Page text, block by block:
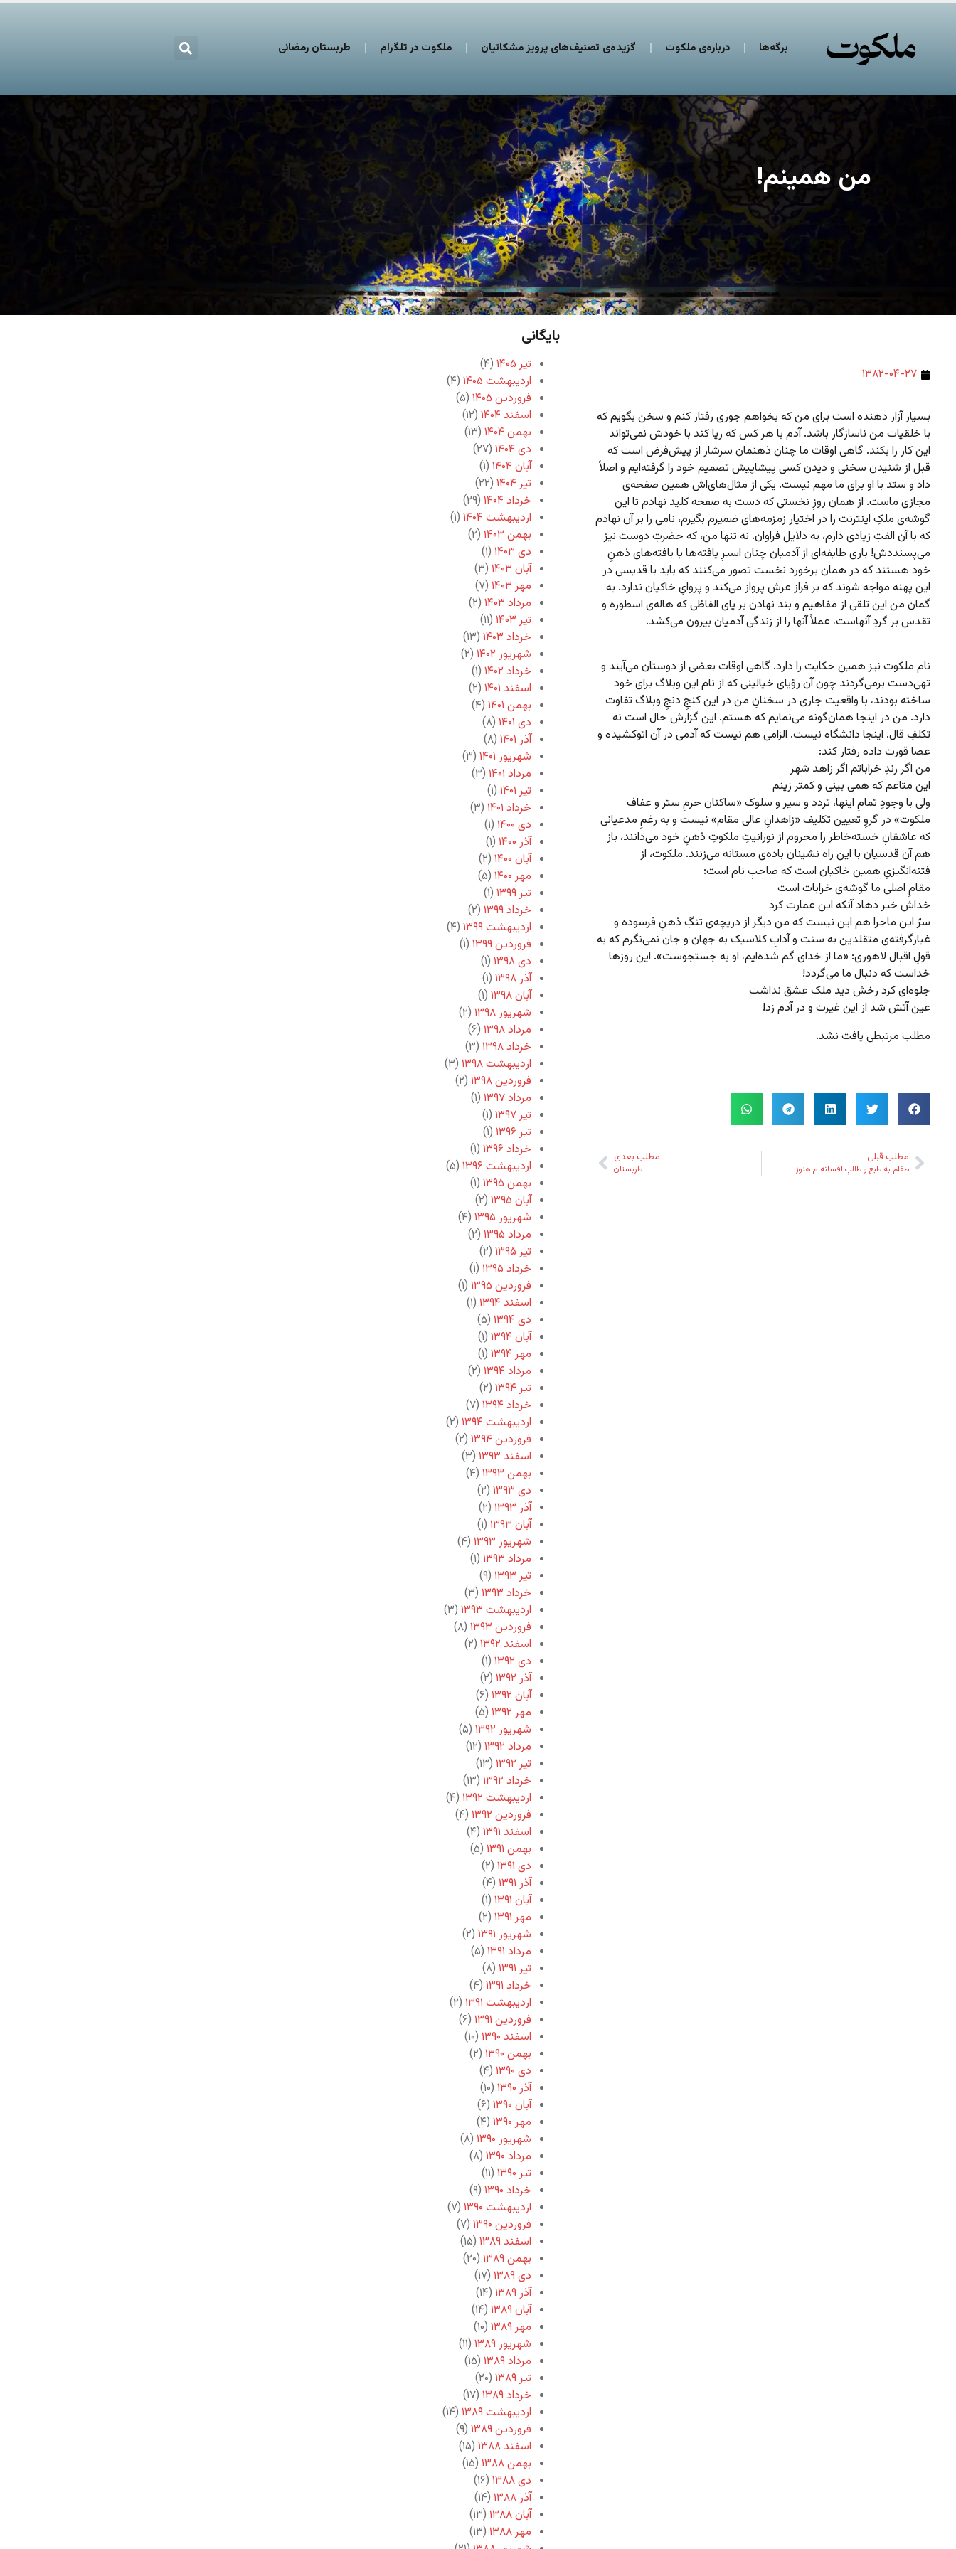
برگه‌ها درباره‌ی ملکوت گزیده‌ی تصنیف‌های پرویز مشکاتیان ملکوت در تلگرام طربستان رمضانی
من همینم!
۱۳۸۲-۰۴-۲۷
بسیار آزار دهنده است برای من که بخواهم جوری رفتار کنم و سخن بگویم که
با خلقیات من ناسازگار باشد. آدم با هر کس که ریا کند با خودش نمی‌تواند
این کار را بکند. گاهی اوقات ما چنان ذهنمان سرشار از پیش‌فرض است که
قبل از شنیدن سخنی و دیدن کسی پیشاپیش تصمیم خود را گرفته‌ایم و اصلاً
داد و ستد با او برای ما مهم نیست. یکی از مثال‌های‌اش همین صفحه‌ی
مجازی ماست. از همان روزِ نخستی که دست به صفحه کلید نهادم تا این
گوشه‌ی ملکِ اینترنت را در اختیار زمزمه‌های ضمیرم بگیرم، نامی را بر آن نهادم
که با آن الفتِ زیادی دارم، به دلایل فراوان. نه تنها من، که حضرتِ دوست نیز
می‌پسنددش! باری طایفه‌ای از آدمیان چنان اسیرِ یافته‌ها یا بافته‌های ذهنِ
خود هستند که در همان برخورد نخست تصور می‌کنند که باید با قدیسی در
این پهنه مواجه شوند که بر فراز عرش پرواز می‌کند و پروایِ خاکیان ندارد. به
گمان من این تلقی از مفاهیم و بند نهادن بر پای الفاظی که هاله‌ی اسطوره و
تقدس بر گردِ آنهاست، عملاً آنها را از زندگی آدمیان بیرون می‌کشد.
نام ملکوت نیز همین حکایت را دارد. گاهی اوقات بعضی از دوستان می‌آیند و
تهی‌دست برمی‌گردند چون آن رؤیای خیالینی که از نام این وبلاگ برای خود
ساخته بودند، با واقعیت جاری در سخنانِ من در این کنجِ دنجِ وبلاگ تفاوت
دارد. من در اینجا همان‌گونه می‌نمایم که هستم. این گزارش حال است نه
تکلفِ قال. اینجا دانشگاه نیست. الزامی هم نیست که آدمی در آن اتوکشیده و
عصا قورت داده رفتار کند:
من اگر رندِ خراباتم اگر زاهد شهر
این متاعم که همی بینی و کمتر زینم
ولی با وجودِ تمامِ اینها، تردد و سیر و سلوک «ساکنان حرمِ ستر و عفاف
ملکوت» در گروِ تعیین تکلیف «زاهدانِ عالی مقام» نیست و به رغمِ مدعیانی
که عاشقانِ خسته‌خاطر را محروم از نورانیتِ ملکوتِ ذهنِ خود می‌دانند، باز
هم آن قدسیان با این راه نشینان باده‌ی مستانه می‌زنند. ملکوت، از
فتنه‌انگیزیِ همین خاکیان است که صاحبِ نام است:
مقامِ اصلی ما گوشه‌ی خرابات است
خداش خیر دهاد آنکه این عمارت کرد
سرّ این ماجرا هم این نیست که من دیگر از دریچه‌ی تنگِ ذهنِ فرسوده و
غبارگرفته‌ی متقلدین به سنت و آدابِ کلاسیک به جهان و جان نمی‌نگرم که به
قولِ اقبال لاهوری: «ما از خدای گم شده‌ایم، او به جستجوست». این روزها
خداست که دنبال ما می‌گردد!
جلوه‌ای کرد رخش دید ملک عشق نداشت
عین آتش شد از این غیرت و در آدم زد!
مطلب مرتبطی یافت نشد.
مطلب قبلی
طفلم به طبع و طالبِ افسانه‌ام هنوز
مطلب بعدی
طربستان
بایگانی
تیر ۱۴۰۵
(۴)
اردیبهشت ۱۴۰۵
(۴)
فروردین ۱۴۰۵
(۵)
اسفند ۱۴۰۴
(۱۲)
بهمن ۱۴۰۴
(۱۳)
دی ۱۴۰۴
(۲۷)
آبان ۱۴۰۴
(۱)
تیر ۱۴۰۴
(۲۲)
خرداد ۱۴۰۴
(۲۹)
اردیبهشت ۱۴۰۴
(۱)
بهمن ۱۴۰۳
(۲)
دی ۱۴۰۳
(۱)
آبان ۱۴۰۳
(۳)
مهر ۱۴۰۳
(۷)
مرداد ۱۴۰۳
(۲)
تیر ۱۴۰۳
(۱۱)
خرداد ۱۴۰۳
(۱۳)
شهریور ۱۴۰۲
(۲)
خرداد ۱۴۰۲
(۱)
اسفند ۱۴۰۱
(۲)
بهمن ۱۴۰۱
(۴)
دی ۱۴۰۱
(۸)
آذر ۱۴۰۱
(۸)
شهریور ۱۴۰۱
(۳)
مرداد ۱۴۰۱
(۳)
تیر ۱۴۰۱
(۱)
خرداد ۱۴۰۱
(۳)
دی ۱۴۰۰
(۱)
آذر ۱۴۰۰
(۱)
آبان ۱۴۰۰
(۲)
مهر ۱۴۰۰
(۵)
تیر ۱۳۹۹
(۱)
خرداد ۱۳۹۹
(۲)
اردیبهشت ۱۳۹۹
(۴)
فروردین ۱۳۹۹
(۱)
دی ۱۳۹۸
(۱)
آذر ۱۳۹۸
(۱)
آبان ۱۳۹۸
(۱)
شهریور ۱۳۹۸
(۲)
مرداد ۱۳۹۸
(۶)
خرداد ۱۳۹۸
(۳)
اردیبهشت ۱۳۹۸
(۳)
فروردین ۱۳۹۸
(۲)
مرداد ۱۳۹۷
(۱)
تیر ۱۳۹۷
(۱)
تیر ۱۳۹۶
(۱)
خرداد ۱۳۹۶
(۱)
اردیبهشت ۱۳۹۶
(۵)
بهمن ۱۳۹۵
(۱)
آبان ۱۳۹۵
(۲)
شهریور ۱۳۹۵
(۴)
مرداد ۱۳۹۵
(۲)
تیر ۱۳۹۵
(۲)
خرداد ۱۳۹۵
(۱)
فروردین ۱۳۹۵
(۱)
اسفند ۱۳۹۴
(۱)
دی ۱۳۹۴
(۵)
آبان ۱۳۹۴
(۱)
مهر ۱۳۹۴
(۱)
مرداد ۱۳۹۴
(۲)
تیر ۱۳۹۴
(۲)
خرداد ۱۳۹۴
(۷)
اردیبهشت ۱۳۹۴
(۲)
فروردین ۱۳۹۴
(۲)
اسفند ۱۳۹۳
(۳)
بهمن ۱۳۹۳
(۴)
دی ۱۳۹۳
(۲)
آذر ۱۳۹۳
(۲)
آبان ۱۳۹۳
(۱)
شهریور ۱۳۹۳
(۴)
مرداد ۱۳۹۳
(۱)
تیر ۱۳۹۳
(۹)
خرداد ۱۳۹۳
(۳)
اردیبهشت ۱۳۹۳
(۳)
فروردین ۱۳۹۳
(۸)
اسفند ۱۳۹۲
(۲)
دی ۱۳۹۲
(۱)
آذر ۱۳۹۲
(۲)
آبان ۱۳۹۲
(۶)
مهر ۱۳۹۲
(۵)
شهریور ۱۳۹۲
(۵)
مرداد ۱۳۹۲
(۱۲)
تیر ۱۳۹۲
(۱۳)
خرداد ۱۳۹۲
(۱۳)
اردیبهشت ۱۳۹۲
(۴)
فروردین ۱۳۹۲
(۴)
اسفند ۱۳۹۱
(۴)
بهمن ۱۳۹۱
(۵)
دی ۱۳۹۱
(۲)
آذر ۱۳۹۱
(۴)
آبان ۱۳۹۱
(۱)
مهر ۱۳۹۱
(۲)
شهریور ۱۳۹۱
(۲)
مرداد ۱۳۹۱
(۵)
تیر ۱۳۹۱
(۸)
خرداد ۱۳۹۱
(۴)
اردیبهشت ۱۳۹۱
(۲)
فروردین ۱۳۹۱
(۶)
اسفند ۱۳۹۰
(۱۰)
بهمن ۱۳۹۰
(۲)
دی ۱۳۹۰
(۴)
آذر ۱۳۹۰
(۱۰)
آبان ۱۳۹۰
(۶)
مهر ۱۳۹۰
(۴)
شهریور ۱۳۹۰
(۸)
مرداد ۱۳۹۰
(۸)
تیر ۱۳۹۰
(۱۱)
خرداد ۱۳۹۰
(۹)
اردیبهشت ۱۳۹۰
(۷)
فروردین ۱۳۹۰
(۷)
اسفند ۱۳۸۹
(۱۵)
بهمن ۱۳۸۹
(۲۰)
دی ۱۳۸۹
(۱۷)
آذر ۱۳۸۹
(۱۴)
آبان ۱۳۸۹
(۱۴)
مهر ۱۳۸۹
(۱۰)
شهریور ۱۳۸۹
(۱۱)
مرداد ۱۳۸۹
(۱۵)
تیر ۱۳۸۹
(۲۰)
خرداد ۱۳۸۹
(۱۷)
اردیبهشت ۱۳۸۹
(۱۴)
فروردین ۱۳۸۹
(۹)
اسفند ۱۳۸۸
(۱۵)
بهمن ۱۳۸۸
(۱۵)
دی ۱۳۸۸
(۱۶)
آذر ۱۳۸۸
(۱۴)
آبان ۱۳۸۸
(۱۳)
مهر ۱۳۸۸
(۱۳)